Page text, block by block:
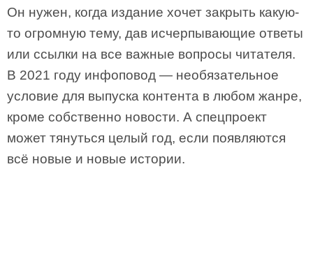
Он нужен, когда издание хочет закрыть какую-
то огромную тему, дав исчерпывающие ответы
или ссылки на все важные вопросы читателя.
В 2021 году инфоповод — необязательное
условие для выпуска контента в любом жанре,
кроме собственно новости. А спецпроект
может тянуться целый год, если появляются
всё новые и новые истории.